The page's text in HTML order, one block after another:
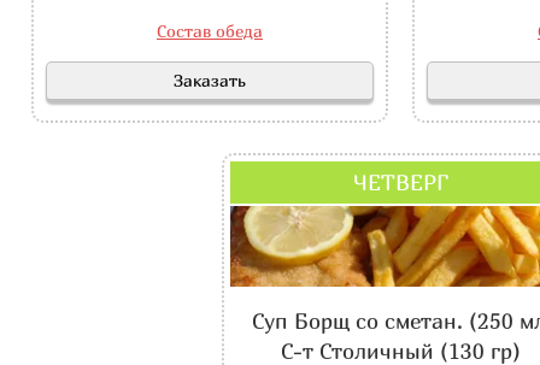
Состав обеда
Заказать
ЧЕТВЕРГ
Суп Борщ со сметан. (250
С-т Столичный (130 гр)